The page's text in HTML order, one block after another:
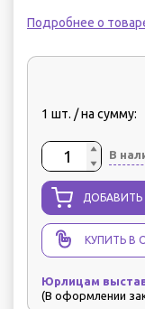
Подробнее о
1 шт. / на сумму:
В
ДОБАВИТЬ
КУПИТЬ В
Юрлицам
(В оформлении